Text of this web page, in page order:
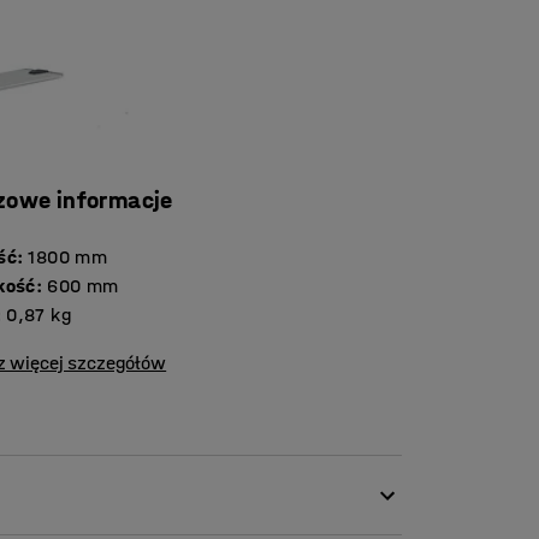
informacje
: 1800 mm
: 600 mm
0,87 kg
więcej szczegółów